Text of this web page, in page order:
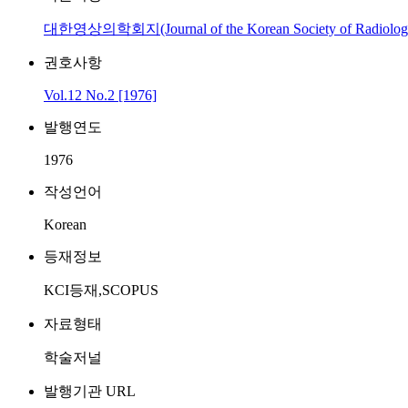
대한영상의학회지(Journal of the Korean Society of
권호사항
Vol.12 No.2 [1976]
발행연도
1976
작성언어
Korean
등재정보
KCI등재,SCOPUS
자료형태
학술저널
발행기관 URL